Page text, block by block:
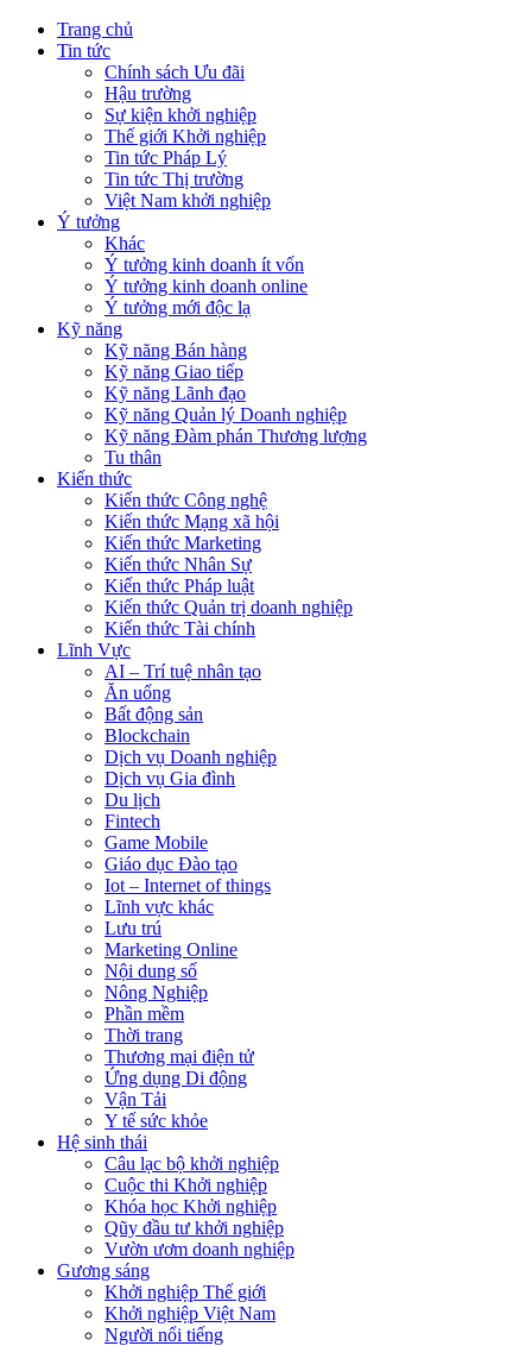
Trang chủ
Tin tức
Chính sách Ưu đãi
Hậu trường
Sự kiện khởi nghiệp
Thế giới Khởi nghiệp
Tin tức Pháp Lý
Tin tức Thị trường
Việt Nam khởi nghiệp
Ý tưởng
Khác
Ý tưởng kinh doanh ít vốn
Ý tưởng kinh doanh online
Ý tưởng mới độc lạ
Kỹ năng
Kỹ năng Bán hàng
Kỹ năng Giao tiếp
Kỹ năng Lãnh đạo
Kỹ năng Quản lý Doanh nghiệp
Kỹ năng Đàm phán Thương lượng
Tu thân
Kiến thức
Kiến thức Công nghệ
Kiến thức Mạng xã hội
Kiến thức Marketing
Kiến thức Nhân Sự
Kiến thức Pháp luật
Kiến thức Quản trị doanh nghiệp
Kiến thức Tài chính
Lĩnh Vực
AI – Trí tuệ nhân tạo
Ăn uống
Bất động sản
Blockchain
Dịch vụ Doanh nghiệp
Dịch vụ Gia đình
Du lịch
Fintech
Game Mobile
Giáo dục Đào tạo
Iot – Internet of things
Lĩnh vực khác
Lưu trú
Marketing Online
Nội dung số
Nông Nghiệp
Phần mềm
Thời trang
Thương mại điện tử
Ứng dụng Di động
Vận Tải
Y tế sức khỏe
Hệ sinh thái
Câu lạc bộ khởi nghiệp
Cuộc thi Khởi nghiệp
Khóa học Khởi nghiệp
Qũy đầu tư khởi nghiệp
Vườn ươm doanh nghiệp
Gương sáng
Khởi nghiệp Thế giới
Khởi nghiệp Việt Nam
Người nổi tiếng